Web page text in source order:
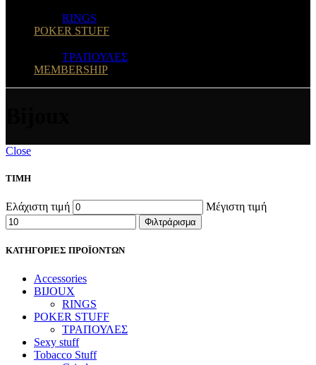
RINGS
POKER STUFF
ΤΡΑΠΟΥΛΕΣ
MEMBERSHIP
Close
ΤΙΜΗ
Ελάχιστη τιμή Μέγιστη τιμή
Φιλτράρισμα
ΚΑΤΗΓΟΡΙΕΣ ΠΡΟΪΟΝΤΩΝ
Accessories
BIJOUX
RINGS
POKER STUFF
ΤΡΑΠΟΥΛΕΣ
Sexy stuff
Tobacco Stuff